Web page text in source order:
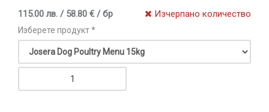
115.00 лв. / 58.80 € / бр Изчерпано количество
Изберете продукт *